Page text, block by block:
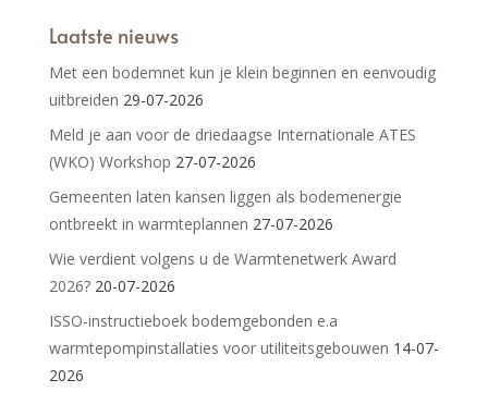
Laatste nieuws
Met een bodemnet kun je klein beginnen en eenvoudig
uitbreiden 29-07-2026
Meld je aan voor de driedaagse Internationale ATES
(WKO) Workshop 27-07-2026
Gemeenten laten kansen liggen als bodemenergie
ontbreekt in warmteplannen 27-07-2026
Wie verdient volgens u de Warmtenetwerk Award
2026? 20-07-2026
ISSO-instructieboek bodemgebonden e.a
warmtepompinstallaties voor utiliteitsgebouwen 14-07-
2026